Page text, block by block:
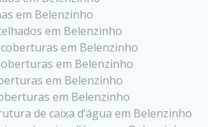
em Belenzinho
em Belenzinho
em Belenzinho
em Belenzinho
em Belenzinho
em Belenzinho
de caixa d’água em Belenzinho